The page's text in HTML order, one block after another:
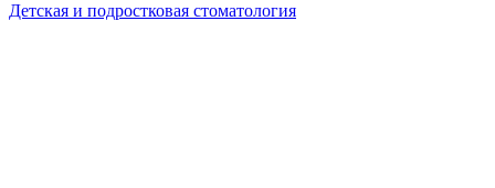
Детская и подростковая стоматология